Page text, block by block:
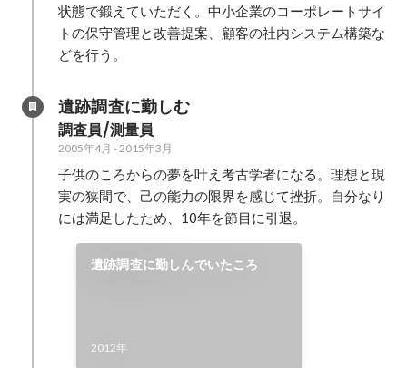
状態で鍛えていただく。中小企業のコーポレートサイ
トの保守管理と改善提案、顧客の社内システム構築な
どを行う。
遺跡調査に勤しむ
調査員/測量員
2005年4月 -2015年3月
子供のころからの夢を叶え考古学者になる。理想と現
実の狭間で、己の能力の限界を感じて挫折。自分なり
には満足したため、10年を節目に引退。
遺跡調査に勤しんでいたころ
2012年